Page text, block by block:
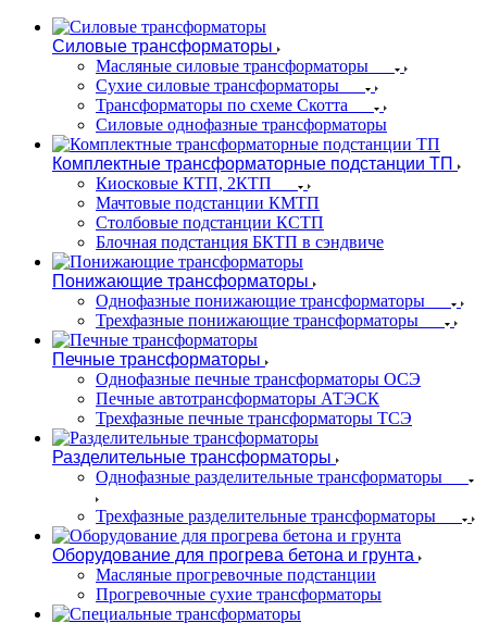
Силовые трансформаторы
Масляные силовые трансформаторы
Сухие силовые трансформаторы
Трансформаторы по схеме Скотта
Силовые однофазные трансформаторы
Комплектные трансформаторные подстанции ТП
Киосковые КТП, 2КТП
Мачтовые подстанции КМТП
Столбовые подстанции КСТП
Блочная подстанция БКТП в сэндвиче
Понижающие трансформаторы
Однофазные понижающие трансформаторы
Трехфазные понижающие трансформаторы
Печные трансформаторы
Однофазные печные трансформаторы ОСЭ
Печные автотрансформаторы АТЭСК
Трехфазные печные трансформаторы ТСЭ
Разделительные трансформаторы
Однофазные разделительные трансформаторы
Трехфазные разделительные трансформаторы
Оборудование для прогрева бетона и грунта
Масляные прогревочные подстанции
Прогревочные сухие трансформаторы